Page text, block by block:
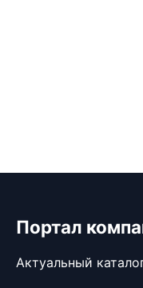
Портал
Актуальный